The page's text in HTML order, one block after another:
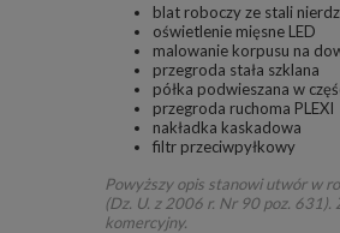
blat roboczy ze stali
oświetlenie mięsne LED
malowanie korpusu na
przegroda stała szklana
półka podwieszana w
przegroda ruchoma PLEXI
nakładka kaskadowa
filtr przeciwpyłkowy
Powyższy opis stanowi utwór w
(Dz. U. z 2006 r. Nr 90 poz.
komercyjny.